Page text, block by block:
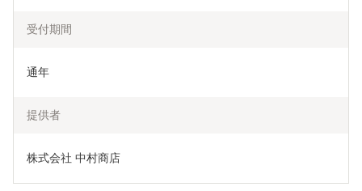
受付期間
通年
提供者
株式会社 中村商店